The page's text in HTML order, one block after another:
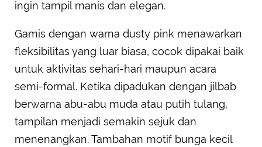
ingin tampil manis dan elegan.
Gamis dengan warna dusty pink menawarkan
fleksibilitas yang luar biasa, cocok dipakai baik
untuk aktivitas sehari-hari maupun acara
semi-formal. Ketika dipadukan dengan jilbab
berwarna abu-abu muda atau putih tulang,
tampilan menjadi semakin sejuk dan
menenangkan. Tambahan motif bunga kecil